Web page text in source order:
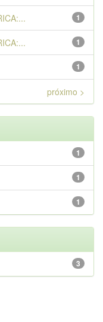
1
1
1
próximo >
1
1
1
3